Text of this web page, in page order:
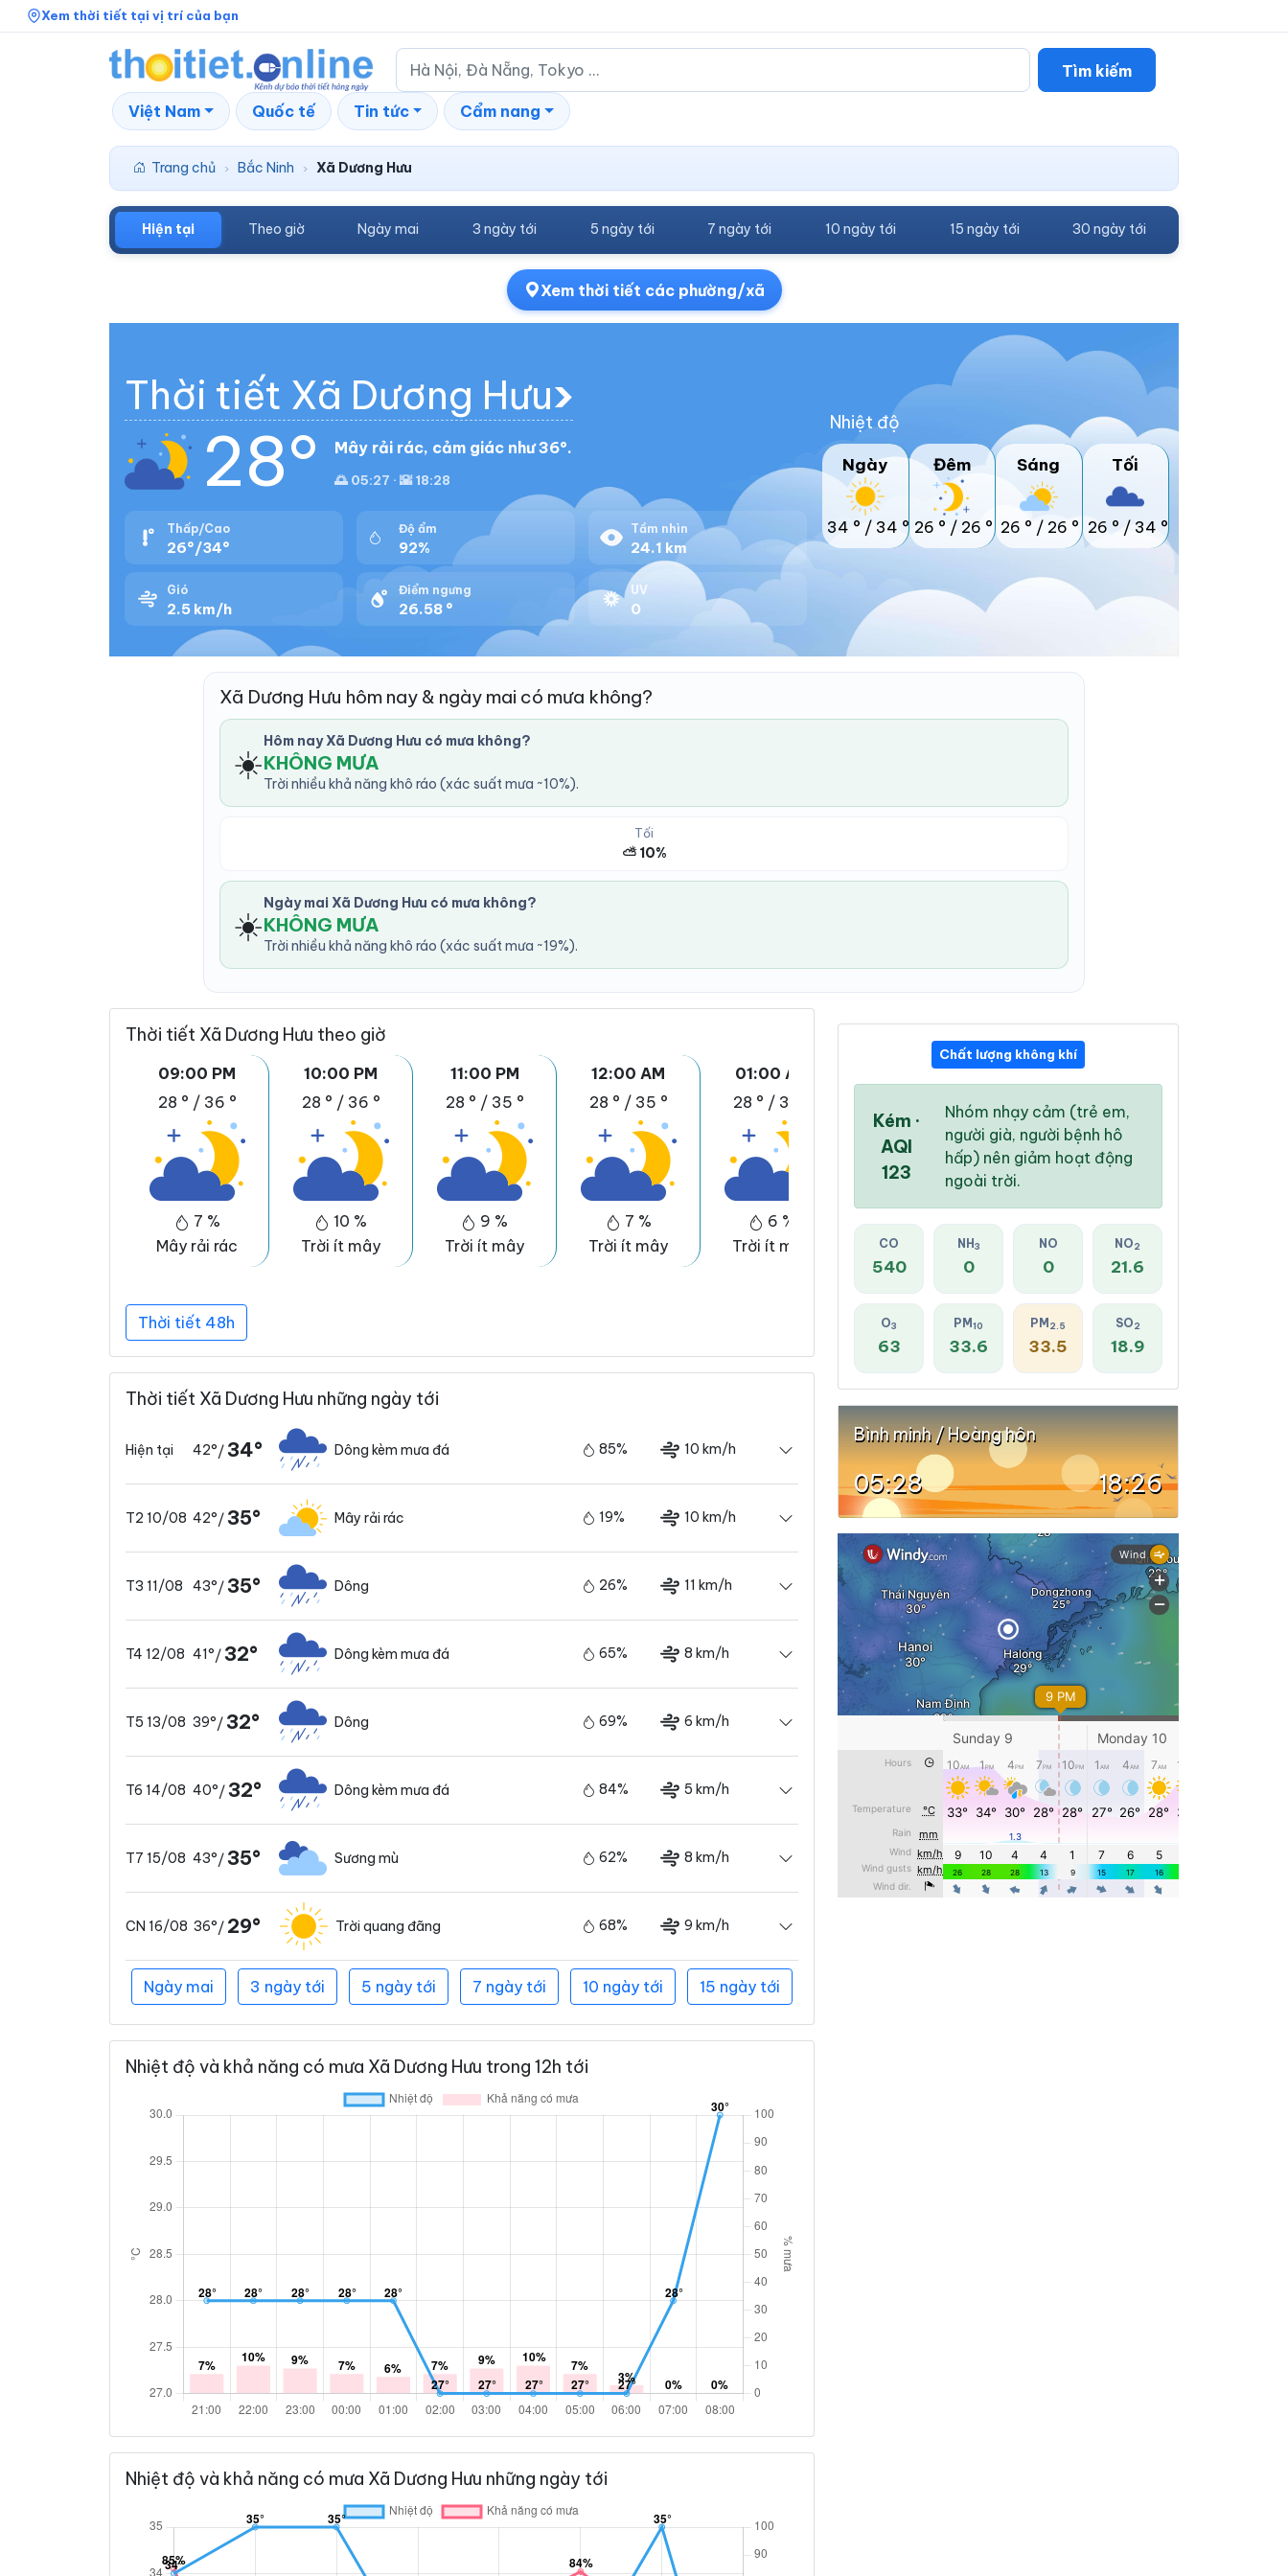
Xem thời tiết tại vị trí của bạn
Tìm kiếm
Việt Nam Quốc tế Tin tức Cẩm nang
Trang chủ › Bắc Ninh › Xã Dương Hưu
Hiện tại Theo giờ Ngày mai 3 ngày tới 5 ngày tới 7 ngày tới 10 ngày tới 15 ngày tới 30 ngày tới
Xem thời tiết các phường/xã
Thời tiết Xã Dương Hưu
28° Mây rải rác, cảm giác như 36°.
🌅 05:27 · 🌇 18:28
Thấp/Cao
26°/34°
Độ ẩm
92%
Tầm nhìn
24.1 km
Gió
2.5 km/h
Điểm ngưng
26.58 °
UV
0
Nhiệt độ
Ngày
34 ° / 34 °
Đêm
26 ° / 26 °
Sáng
26 ° / 26 °
Tối
26 ° / 34 °
Xã Dương Hưu hôm nay & ngày mai có mưa không?
☀️
Hôm nay Xã Dương Hưu có mưa không?
KHÔNG MƯA
Trời nhiều khả năng khô ráo (xác suất mưa ~10%).
Tối
⛅ 10%
☀️
Ngày mai Xã Dương Hưu có mưa không?
KHÔNG MƯA
Trời nhiều khả năng khô ráo (xác suất mưa ~19%).
Thời tiết Xã Dương Hưu theo giờ
09:00 PM
28 ° / 36 °
7 %
Mây rải rác
10:00 PM
28 ° / 36 °
10 %
Trời ít mây
11:00 PM
28 ° / 35 °
9 %
Trời ít mây
12:00 AM
28 ° / 35 °
7 %
Trời ít mây
01:00 AM
28 ° / 35 °
6 %
Trời ít mây
02:00 AM
35 °
Trời ít mây
03:00 AM
27 °
34 °
Mây rải rác
Thời tiết 48h
Thời tiết Xã Dương Hưu những ngày tới
Hiện tại 42°/34° Dông kèm mưa đá 85% 10 km/h
T2 10/08 42°/35° Mây rải rác 19% 10 km/h
T3 11/08 43°/35° Dông 26% 11 km/h
T4 12/08 41°/32° Dông kèm mưa đá 65% 8 km/h
T5 13/08 39°/32° Dông 69% 6 km/h
T6 14/08 40°/32° Dông kèm mưa đá 84% 5 km/h
T7 15/08 43°/35° Sương mù 62% 8 km/h
CN 16/08 36°/ 29° Trời quang đãng 68% 9 km/h
Ngày mai 3 ngày tới 5 ngày tới 7 ngày tới 10 ngày tới 15 ngày tới
Nhiệt độ và khả năng có mưa Xã Dương Hưu trong 12h tới
Nhiệt độ và khả năng có mưa Xã Dương Hưu những ngày tới
Chất lượng không khí
Kém ·
AQI
123
Nhóm nhạy cảm (trẻ em,
người già, người bệnh hô
hấp) nên giảm hoạt động
ngoài trời.
CO
540
NH 3
0
NO
0
NO2
21.6
O3
63
PM 10
33.6
PM 2.5
33.5
SO2
18.9
Bình minh / Hoàng hôn
05:28 18:26